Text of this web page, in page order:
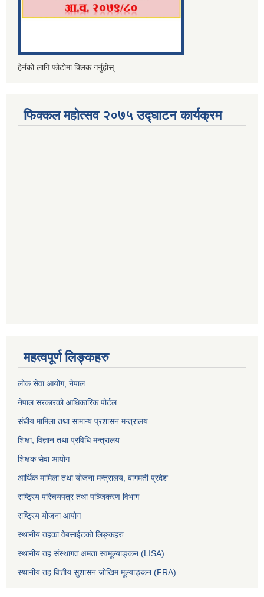
हेर्नको लागि फोटोमा क्लिक गर्नुहोस्
फिक्कल महोत्सव २०७५ उद्घाटन कार्यक्रम
महत्वपूर्ण लिङ्कहरु
लोक सेवा आयोग, नेपाल
नेपाल सरकारको आधिकारिक पोर्टल
संघीय मामिला तथा सामान्य प्रशासन मन्त्रालय
शिक्षा, विज्ञान तथा प्रविधि मन्त्रालय
शिक्षक सेवा आयोग
आर्थिक मामिला तथा योजना मन्त्रालय, बागमती प्रदेश
राष्ट्रिय परिचयपत्र तथा पञ्जिकरण विभाग
राष्ट्रिय योजना आयोग
स्थानीय तहका वेबसाईटको लिङ्कहरु
स्थानीय तह संस्थागत क्षमता स्वमूल्याङ्कन (LISA)
स्थानीय तह वित्तीय सुशासन जोखिम मूल्याङ्कन (FRA)